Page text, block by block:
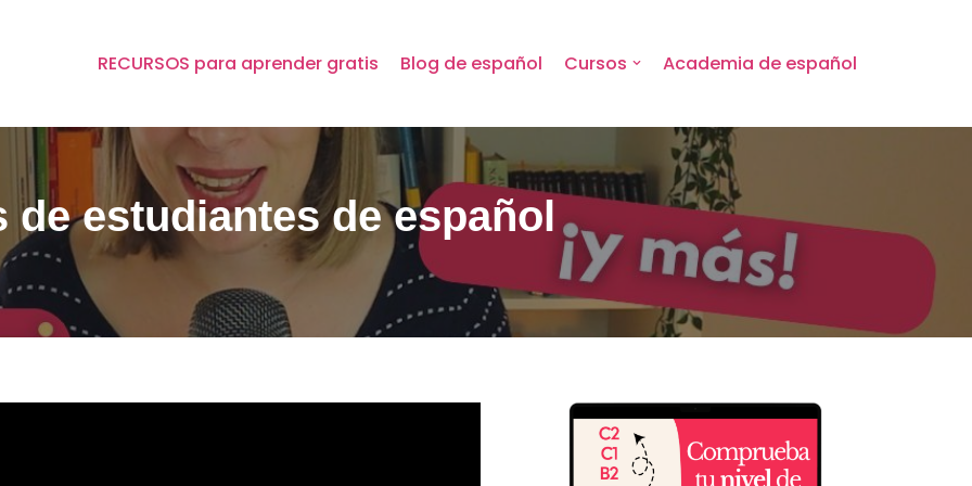
RECURSOS para aprender gratis Blog de español Cursos Academia de español
estudiantes de español